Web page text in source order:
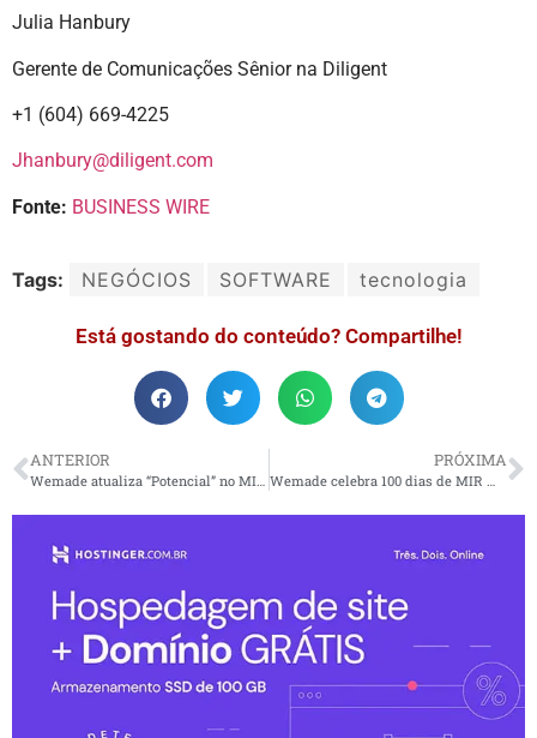
Julia Hanbury
Gerente de Comunicações Sênior na Diligent
+1 (604) 669-4225
Jhanbury@diligent.com
Fonte: BUSINESS WIRE
Tags: NEGÓCIOS SOFTWARE tecnologia
Está gostando do conteúdo? Compartilhe!
ANTERIOR
Wemade atualiza “Potencial” no MIR4 para oferecer mais crescimento
PRÓXIMA
Wemade celebra 100 dias de MIR M com o “Thank You Grand Festival”